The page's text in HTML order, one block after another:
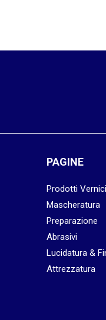
PAGINE
Prodotti
Mascheratura
Preparazione
Abrasivi
Lucidatura &
Attrezzatura